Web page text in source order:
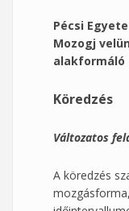
Pécsi
Mozogj
alakformáló
Köredzés
Változatos
A köredzés